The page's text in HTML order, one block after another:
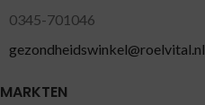
0345-701046
gezondheidswinkel@roelvital.nl
MARKTEN